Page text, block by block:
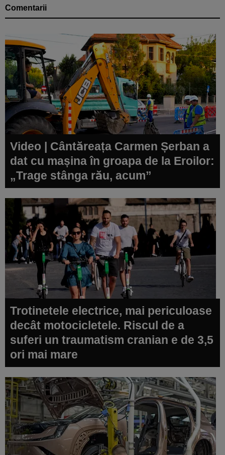
Comentarii
Video | Cântăreața Carmen Șerban a
dat cu mașina în groapa de la Eroilor:
„Trage stânga rău, acum”
Trotinetele electrice, mai periculoase
decât motocicletele. Riscul de a
suferi un traumatism cranian e de 3,5
ori mai mare